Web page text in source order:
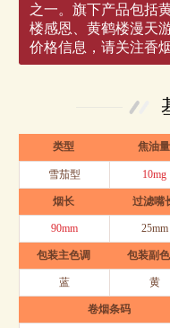
之一。旗下产品包括
楼感恩、黄鹤楼漫天
价格信息，请关注香
类型 焦油量
雪茄型 10mg
烟长 过滤嘴
90mm 25mm
包装主色调 包装副
蓝 黄
卷烟条码